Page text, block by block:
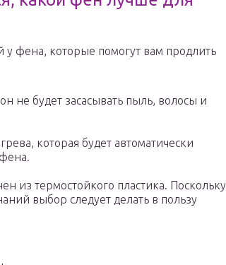
фена, которые помогут вам продлить
не будет засасывать пыль, волосы и
которая будет автоматически
из термостойкого пластика. Поскольку
выбор следует делать в пользу